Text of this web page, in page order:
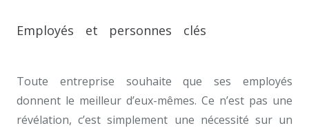
Employés et personnes clés
Toute entreprise souhaite que ses employés
donnent le meilleur d’eux-mêmes. Ce n’est pas une
révélation, c’est simplement une nécessité sur un